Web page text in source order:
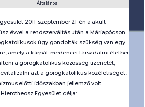
Általános
2011. szeptember 21-én alakult
évvel a rendszerváltás után a Máriapócson
úgy gondolták szükség van egy
amely a kárpát-medencei társadalmi életben
a görögkatolikus közösség üzenetét,
azt a görögkatolikus közéletiséget,
előtti időszakban jellemző volt
Hierotheosz Egyesület célja:…